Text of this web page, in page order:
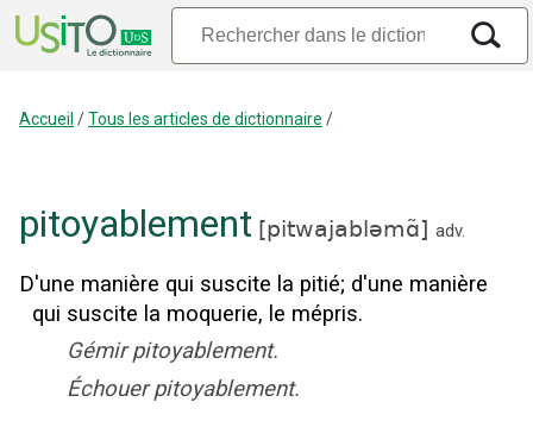
Accueil /Tous les articles de dictionnaire /
pitoyablement [pitwajabləmɑ̃] adv.
D'une manière qui suscite la pitié; d'une manière
qui suscite la moquerie, le mépris.
Gémir pitoyablement.
Échouer pitoyablement.